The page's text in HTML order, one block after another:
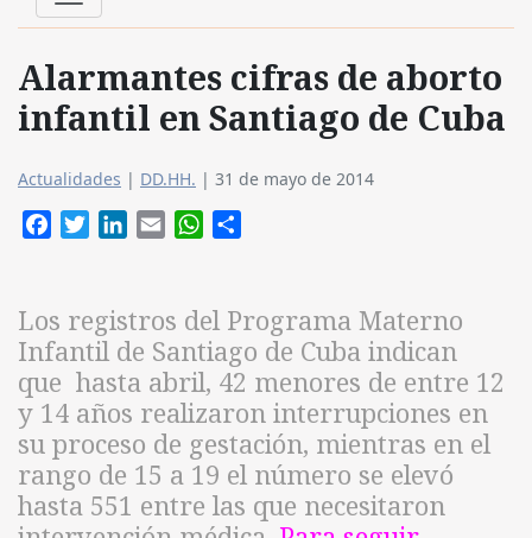
Alarmantes cifras de aborto
infantil en Santiago de Cuba
Actualidades | DD.HH. | 31 de mayo de 2014
FacebookTwitterLinkedIn
Email WhatsApp
Los registros del Programa Materno
Infantil de Santiago de Cuba indican
que hasta abril, 42 menores de entre 12
y 14 años realizaron interrupciones en
su proceso de gestación, mientras en el
rango de 15 a 19 el número se elevó
hasta 551 entre las que necesitaron